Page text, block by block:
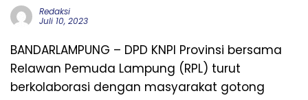
Redaksi
Juli 10, 2023
BANDARLAMPUNG – DPD KNPI Provinsi bersama
Relawan Pemuda Lampung (RPL) turut
berkolaborasi dengan masyarakat gotong